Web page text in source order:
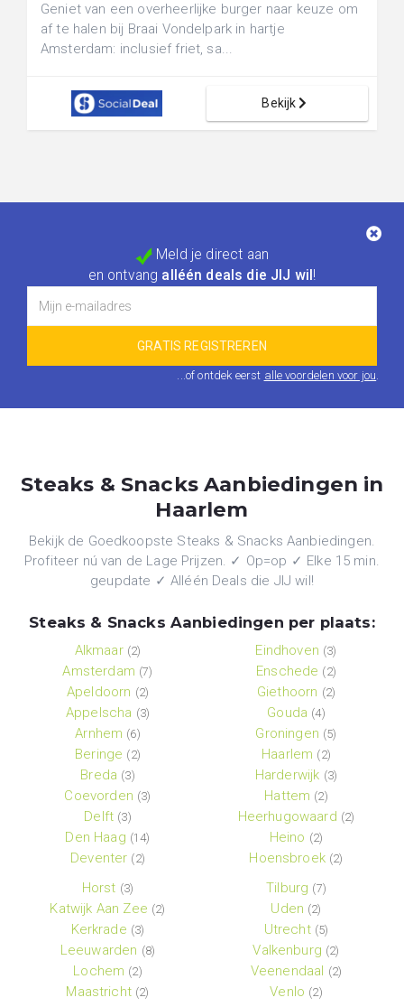
Geniet van een overheerlijke burger naar keuze om
af te halen bij Braai Vondelpark in hartje
Amsterdam: inclusief friet, sa...
Bekijk
Meld je direct aan
en ontvang alléén deals die JIJ wil !
...of ontdek eerst alle voordelen voor jou.
Steaks & Snacks Aanbiedingen in
Haarlem
Bekijk de Goedkoopste Steaks & Snacks Aanbiedingen.
Profiteer nú van de Lage Prijzen. ✓ Op=op ✓ Elke 15 min.
geupdate ✓ Alléén Deals die JIJ wil!
Steaks & Snacks Aanbiedingen per plaats:
Alkmaar (2)
Amsterdam (7)
Apeldoorn (2)
Appelscha (3)
Arnhem (6)
Beringe (2)
Breda (3)
Coevorden (3)
Delft (3)
Den Haag (14)
Deventer (2)
Eindhoven (3)
Enschede (2)
Giethoorn (2)
Gouda (4)
Groningen (5)
Haarlem (2)
Harderwijk (3)
Hattem (2)
Heerhugowaard (2)
Heino (2)
Hoensbroek (2)
Horst (3)
Katwijk Aan Zee (2)
Kerkrade (3)
Leeuwarden (8)
Lochem (2)
Maastricht (2)
Tilburg (7)
Uden (2)
Utrecht (5)
Valkenburg (2)
Veenendaal (2)
Venlo (2)